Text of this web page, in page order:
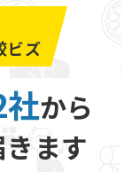
ビズ
から
ます